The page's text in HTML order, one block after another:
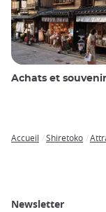
Achats et
Accueil Shiretoko
Newsletter